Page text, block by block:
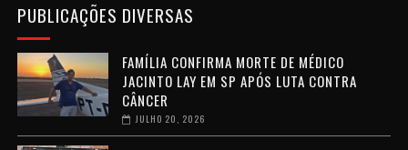
PUBLICAÇÕES DIVERSAS
FAMÍLIA CONFIRMA MORTE DE MÉDICO
JACINTO LAY EM SP APÓS LUTA CONTRA
CÂNCER
JULHO 20, 2026